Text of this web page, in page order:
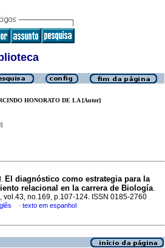
HONORATO DE LA [Autor]
]
El diagnóstico como estrategia para la
relacional en la carrera de Biología.
vol.43, no.169, p.107-124. ISSN 0185-2760
· texto em espanhol